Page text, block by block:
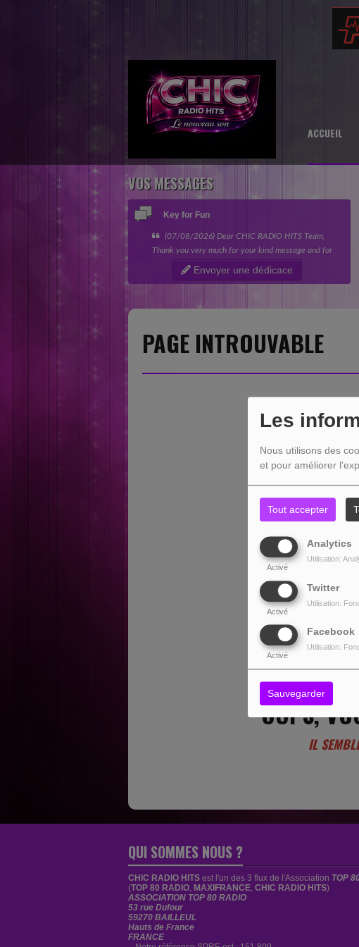
Les
Nous utilisons des
et pour améliorer
Tout accepter
Analytics
Activé
Utilisation:
Twitter
Activé
Utilisation:
Facebook
Activé
Utilisation:
Sauvegarder
ACCUEIL
VOS MESSAGES
Key for Fun
(07/08/2026) Dear CHIC RADIO HITS Team,
Thank you very much for your kind message and for
giving my song the opportunity to be featured in your
“Nouvelles sensations” category....
Envoyer une dédicace
PAGE INTROUVABLE
OUPS,
IL
QUI SOMMES NOUS ?
CHIC RADIO HITS est l'un des 3 flux de l'Association TOP
(TOP 80 RADIO, MAXIFRANCE, CHIC RADIO HITS)
ASSOCIATION TOP 80 RADIO
53 rue Dufour
59270 BAILLEUL
Hauts de France
FRANCE